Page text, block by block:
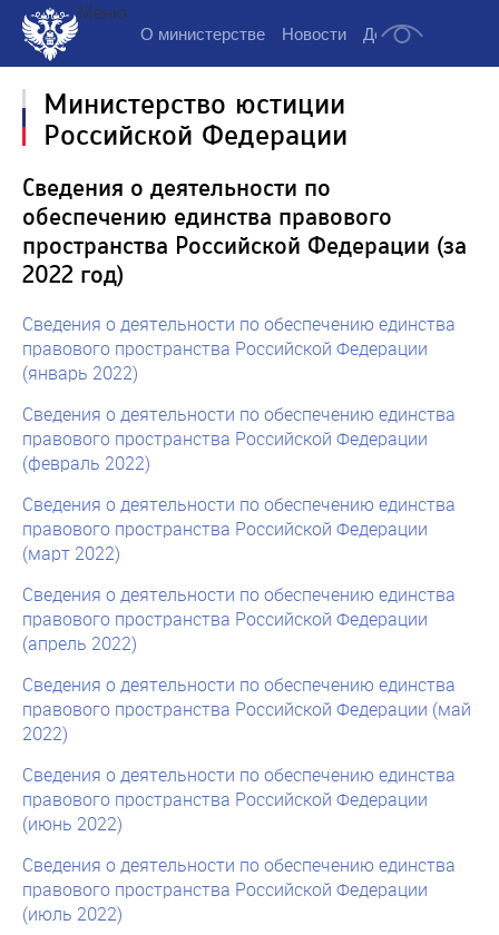
Меню
О министерстве Новости Деятельность
Министерство юстиции
Российской Федерации
Сведения о деятельности по
обеспечению единства правового
пространства Российской Федерации (за
2022 год)
Сведения о деятельности по обеспечению единства
правового пространства Российской Федерации
(январь 2022)
Сведения о деятельности по обеспечению единства
правового пространства Российской Федерации
(февраль 2022)
Сведения о деятельности по обеспечению единства
правового пространства Российской Федерации
(март 2022)
Сведения о деятельности по обеспечению единства
правового пространства Российской Федерации
(апрель 2022)
Сведения о деятельности по обеспечению единства
правового пространства Российской Федерации (май
2022)
Сведения о деятельности по обеспечению единства
правового пространства Российской Федерации
(июнь 2022)
Сведения о деятельности по обеспечению единства
правового пространства Российской Федерации
(июль 2022)